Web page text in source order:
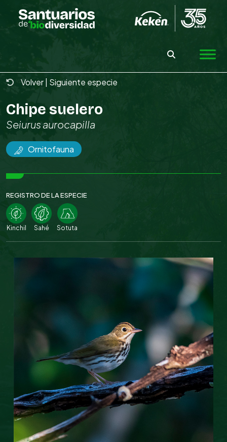
Volver Siguiente especie
Chipe suelero
Seiurus aurocapilla
Ornitofauna
REGISTRO DE LA ESPECIE
Kinchil Sahé Sotuta